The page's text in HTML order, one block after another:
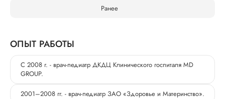
Ранее
ОПЫТ РАБОТЫ
С 2008 г. - врач-педиатр ДКДЦ Клинического госпиталя MD
GROUP.
2001–2008 гг. - врач-педиатр ЗАО «Здоровье и Материнство».